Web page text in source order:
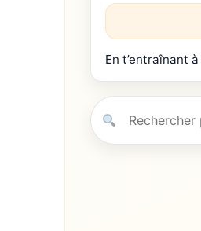
En t’entraînant